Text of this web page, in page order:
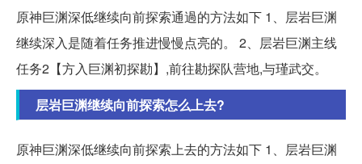
原神巨渊深低继续向前探索通過的方法如下 1、层岩巨渊
继续深入是随着任务推进慢慢点亮的。 2、层岩巨渊主线
任务2【方入巨渊初探勘】,前往勘探队营地,与瑾武交。
层岩巨渊继续向前探索怎么上去?
原神巨渊深低继续向前探索上去的方法如下 1、层岩巨渊